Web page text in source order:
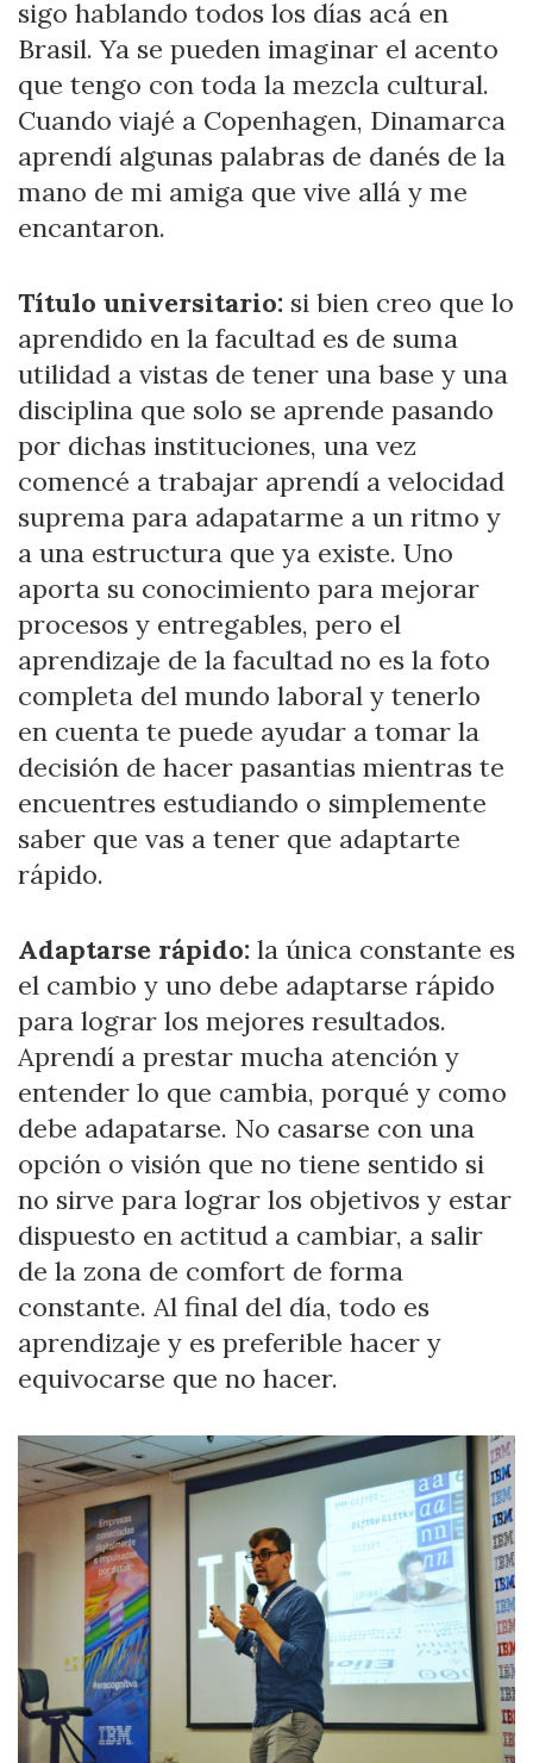
sigo hablando todos los días acá en
Brasil. Ya se pueden imaginar el acento
que tengo con toda la mezcla cultural.
Cuando viajé a Copenhagen, Dinamarca
aprendí algunas palabras de danés de la
mano de mi amiga que vive allá y me
encantaron.
Título universitario: si bien creo que lo
aprendido en la facultad es de suma
utilidad a vistas de tener una base y una
disciplina que solo se aprende pasando
por dichas instituciones, una vez
comencé a trabajar aprendí a velocidad
suprema para adapatarme a un ritmo y
a una estructura que ya existe. Uno
aporta su conocimiento para mejorar
procesos y entregables, pero el
aprendizaje de la facultad no es la foto
completa del mundo laboral y tenerlo
en cuenta te puede ayudar a tomar la
decisión de hacer pasantias mientras te
encuentres estudiando o simplemente
saber que vas a tener que adaptarte
rápido.
Adaptarse rápido: la única constante es
el cambio y uno debe adaptarse rápido
para lograr los mejores resultados.
Aprendí a prestar mucha atención y
entender lo que cambia, porqué y como
debe adapatarse. No casarse con una
opción o visión que no tiene sentido si
no sirve para lograr los objetivos y estar
dispuesto en actitud a cambiar, a salir
de la zona de comfort de forma
constante. Al final del día, todo es
aprendizaje y es preferible hacer y
equivocarse que no hacer.